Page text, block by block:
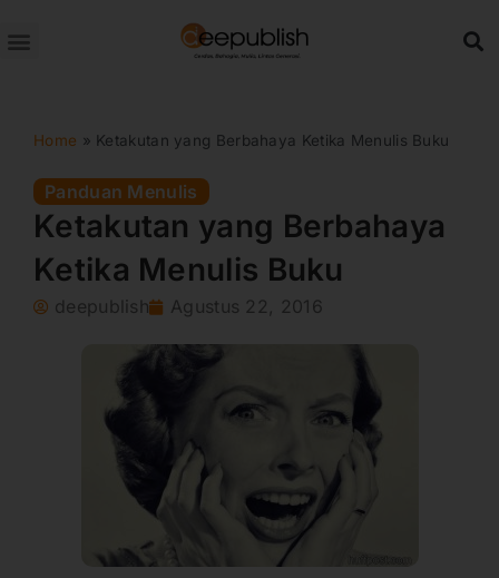
ke
Home » Ketakutan yang Berbahaya Ketika Menulis Buku
Panduan Menulis
Ketakutan yang Berbahaya
Ketika Menulis Buku
deepublish Agustus 22, 2016